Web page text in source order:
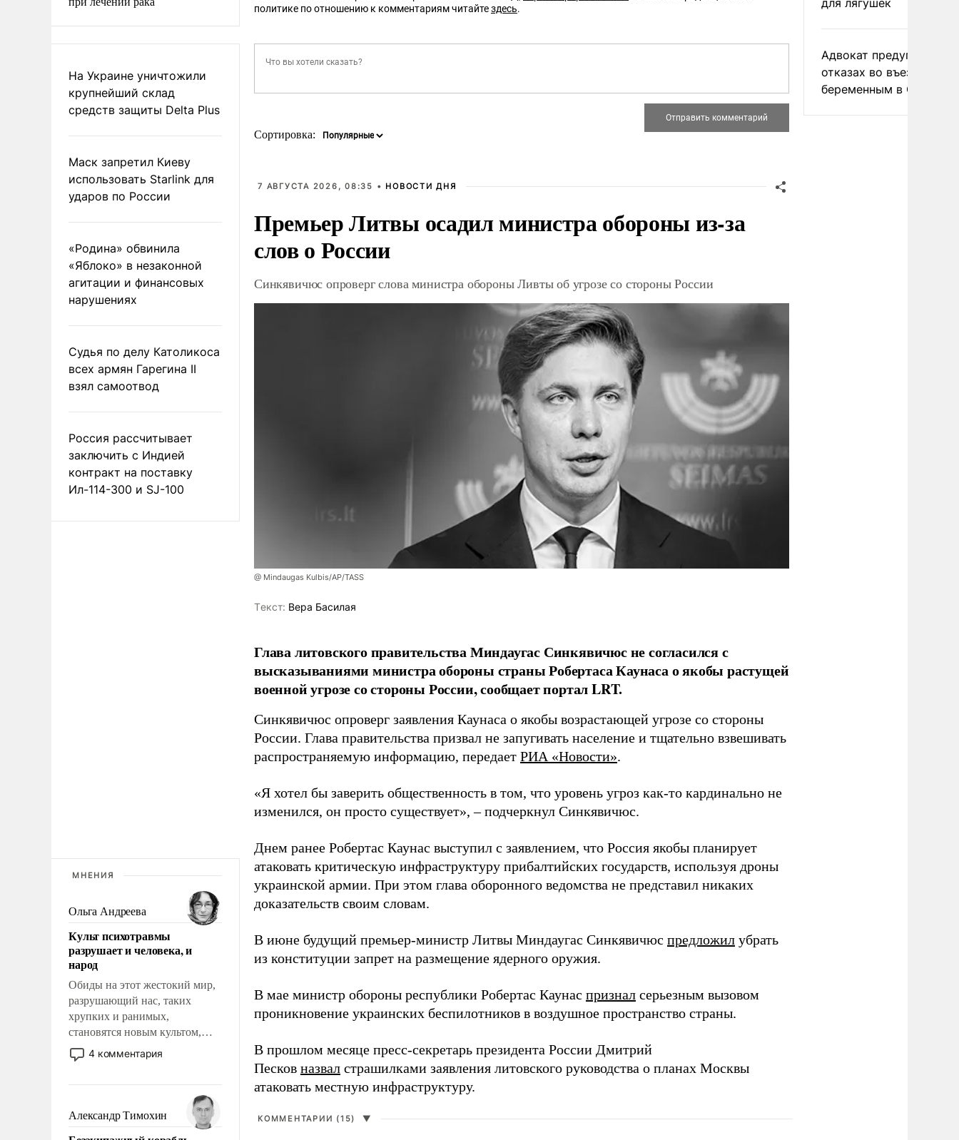
На Украине уничтожили
крупнейший склад
средств защиты Delta Plus
Маск запретил Киеву
использовать Starlink для
ударов по России
«Родина» обвинила
«Яблоко» в незаконной
агитации и финансовых
нарушениях
Судья по делу Католикоса
всех армян Гарегина II
взял самоотвод
Россия рассчитывает
заключить с Индией
контракт на поставку
Ил-114-300 и SJ-100
МНЕНИЯ
Ольга Андреева
Культ психотравмы
разрушает и человека, и
народ
Обиды на этот жестокий мир,
разрушающий нас, таких
хрупких и ранимых,
становятся новым культом,
постепенно вытесняя и
отменяя традиционное
мужественным и твердым под
ударами судьбы, брать на себя
ответственность, помогать
4 комментария
Александр Тимохин
политике по отношению к комментариям читайтездесь.
Сортировка:
7 АВГУСТА 2026, 08:35 • НОВОСТИ ДНЯ
Премьер Литвы осадил министра обороны из-за
слов о России
Синкявичюс опроверг слова министра обороны Ливты об угрозе со стороны России
@ Mindaugas Kulbis/AP/TASS
Tекст: Вера Басилая
Глава литовского правительства Миндаугас Синкявичюс не согласился с
высказываниями министра обороны страны Робертаса Каунаса о якобы растущей
военной угрозе со стороны России, сообщает портал LRT.
Синкявичюс опроверг заявления Каунаса о якобы возрастающей угрозе со стороны
России. Глава правительства призвал не запугивать население и тщательно взвешивать
распространяемую информацию, передает РИА «Новости».
«Я хотел бы заверить общественность в том, что уровень угроз как-то кардинально не
изменился, он просто существует», – подчеркнул Синкявичюс.
Днем ранее Робертас Каунас выступил с заявлением, что Россия якобы планирует
атаковать критическую инфраструктуру прибалтийских государств, используя дроны
украинской армии. При этом глава оборонного ведомства не представил никаких
доказательств своим словам.
В июне будущий премьер-министр Литвы Миндаугас Синкявичюс предложил убрать
из конституции запрет на размещение ядерного оружия.
В мае министр обороны республики Робертас Каунас признал серьезным вызовом
проникновение украинских беспилотников в воздушное пространство страны.
В прошлом месяце пресс-секретарь президента России Дмитрий
Песков назвал страшилками заявления литовского руководства о планах Москвы
атаковать местную инфраструктуру.
КОММЕНТАРИИ (15) ▼
для лягушек
Адвокат предупредил
отказах во въезде
беременным в США